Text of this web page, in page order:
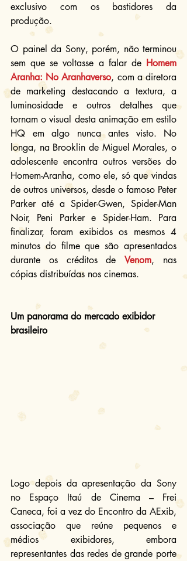
exclusivo com os bastidores da
produção.
O painel da Sony, porém, não terminou
sem que se voltasse a falar de Homem
Aranha: No Aranhaverso, com a diretora
de marketing destacando a textura, a
luminosidade e outros detalhes que
tornam o visual desta animação em estilo
HQ em algo nunca antes visto. No
longa, na Brooklin de Miguel Morales, o
adolescente encontra outros versões do
Homem-Aranha, como ele, só que vindas
de outros universos, desde o famoso Peter
Parker até a Spider-Gwen, Spider-Man
Noir, Peni Parker e Spider-Ham. Para
finalizar, foram exibidos os mesmos 4
minutos do filme que são apresentados
durante os créditos de Venom, nas
cópias distribuídas nos cinemas.
Um panorama do mercado exibidor
brasileiro
Logo depois da apresentação da Sony
no Espaço Itaú de Cinema – Frei
Caneca, foi a vez do Encontro da AExib,
associação que reúne pequenos e
médios exibidores, embora
representantes das redes de grande porte